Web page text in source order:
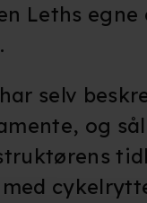
Leths egne
selv
og